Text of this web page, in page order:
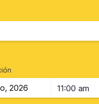
11:00 am